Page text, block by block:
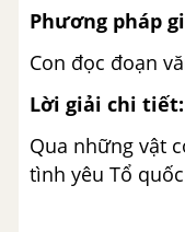
Phương pháp
Con đọc đoạn
Lời giải chi tiết:
Qua những vật
tình yêu Tổ